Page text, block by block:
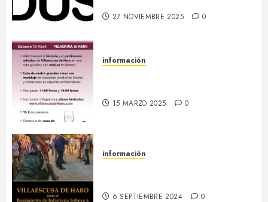
27 NOVIEMBRE 2025 0
información
15 MARZO 2025 0
información
6 SEPTIEMBRE 2024 0